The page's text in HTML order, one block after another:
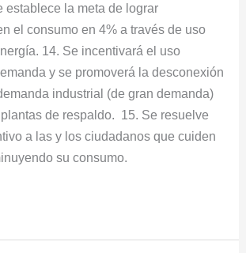
establece la meta de lograr
el consumo en 4% a través de uso
14. Se incentivará el uso
y se promoverá la desconexión
industrial (de gran demanda)
de respaldo. 15. Se resuelve
a las y los ciudadanos que cuiden
su consumo.